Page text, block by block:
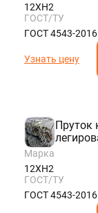
12ХН2
ГОСТ/ТУ
ГОСТ 4543-2016
Узнать цену
Пруток
Марка
12ХН2
ГОСТ/ТУ
ГОСТ 4543-2016